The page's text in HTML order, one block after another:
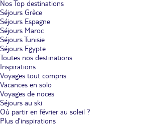
Nos Top destinations
Séjours Grèce
Séjours Espagne
Séjours Maroc
Séjours Tunisie
Séjours Egypte
Toutes nos destinations
Inspirations
Voyages tout compris
Vacances en solo
Voyages de noces
Séjours au ski
Où partir en février au soleil ?
Plus d'inspirations